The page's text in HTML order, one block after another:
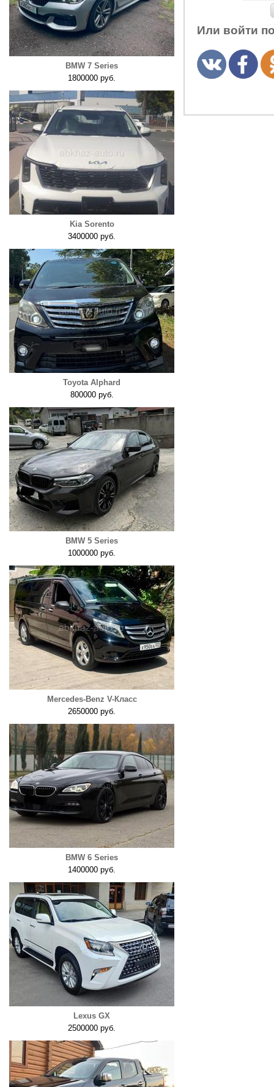
BMW 7 Series
1800000 руб.
Kia Sorento
3400000 руб.
Toyota Alphard
800000 руб.
BMW 5 Series
1000000 руб.
Mercedes-Benz V-Класс
2650000 руб.
BMW 6 Series
1400000 руб.
Lexus GX
2500000 руб.
Или войти